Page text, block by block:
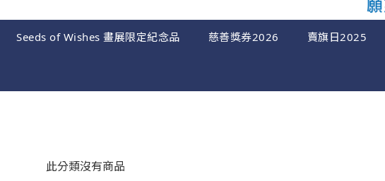
Seeds of Wishes 畫展限定紀念品 慈善獎券2026 賣旗日2025
此分類沒有商品